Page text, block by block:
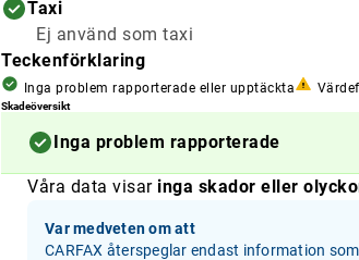
Taxi
Ej använd som taxi
Teckenförklaring
Inga problem rapporterade eller upptäckta
Skadeöversikt
Inga problem rapporterade
Våra data visar inga skador eller
Var medveten om att
CARFAX återspeglar endast information